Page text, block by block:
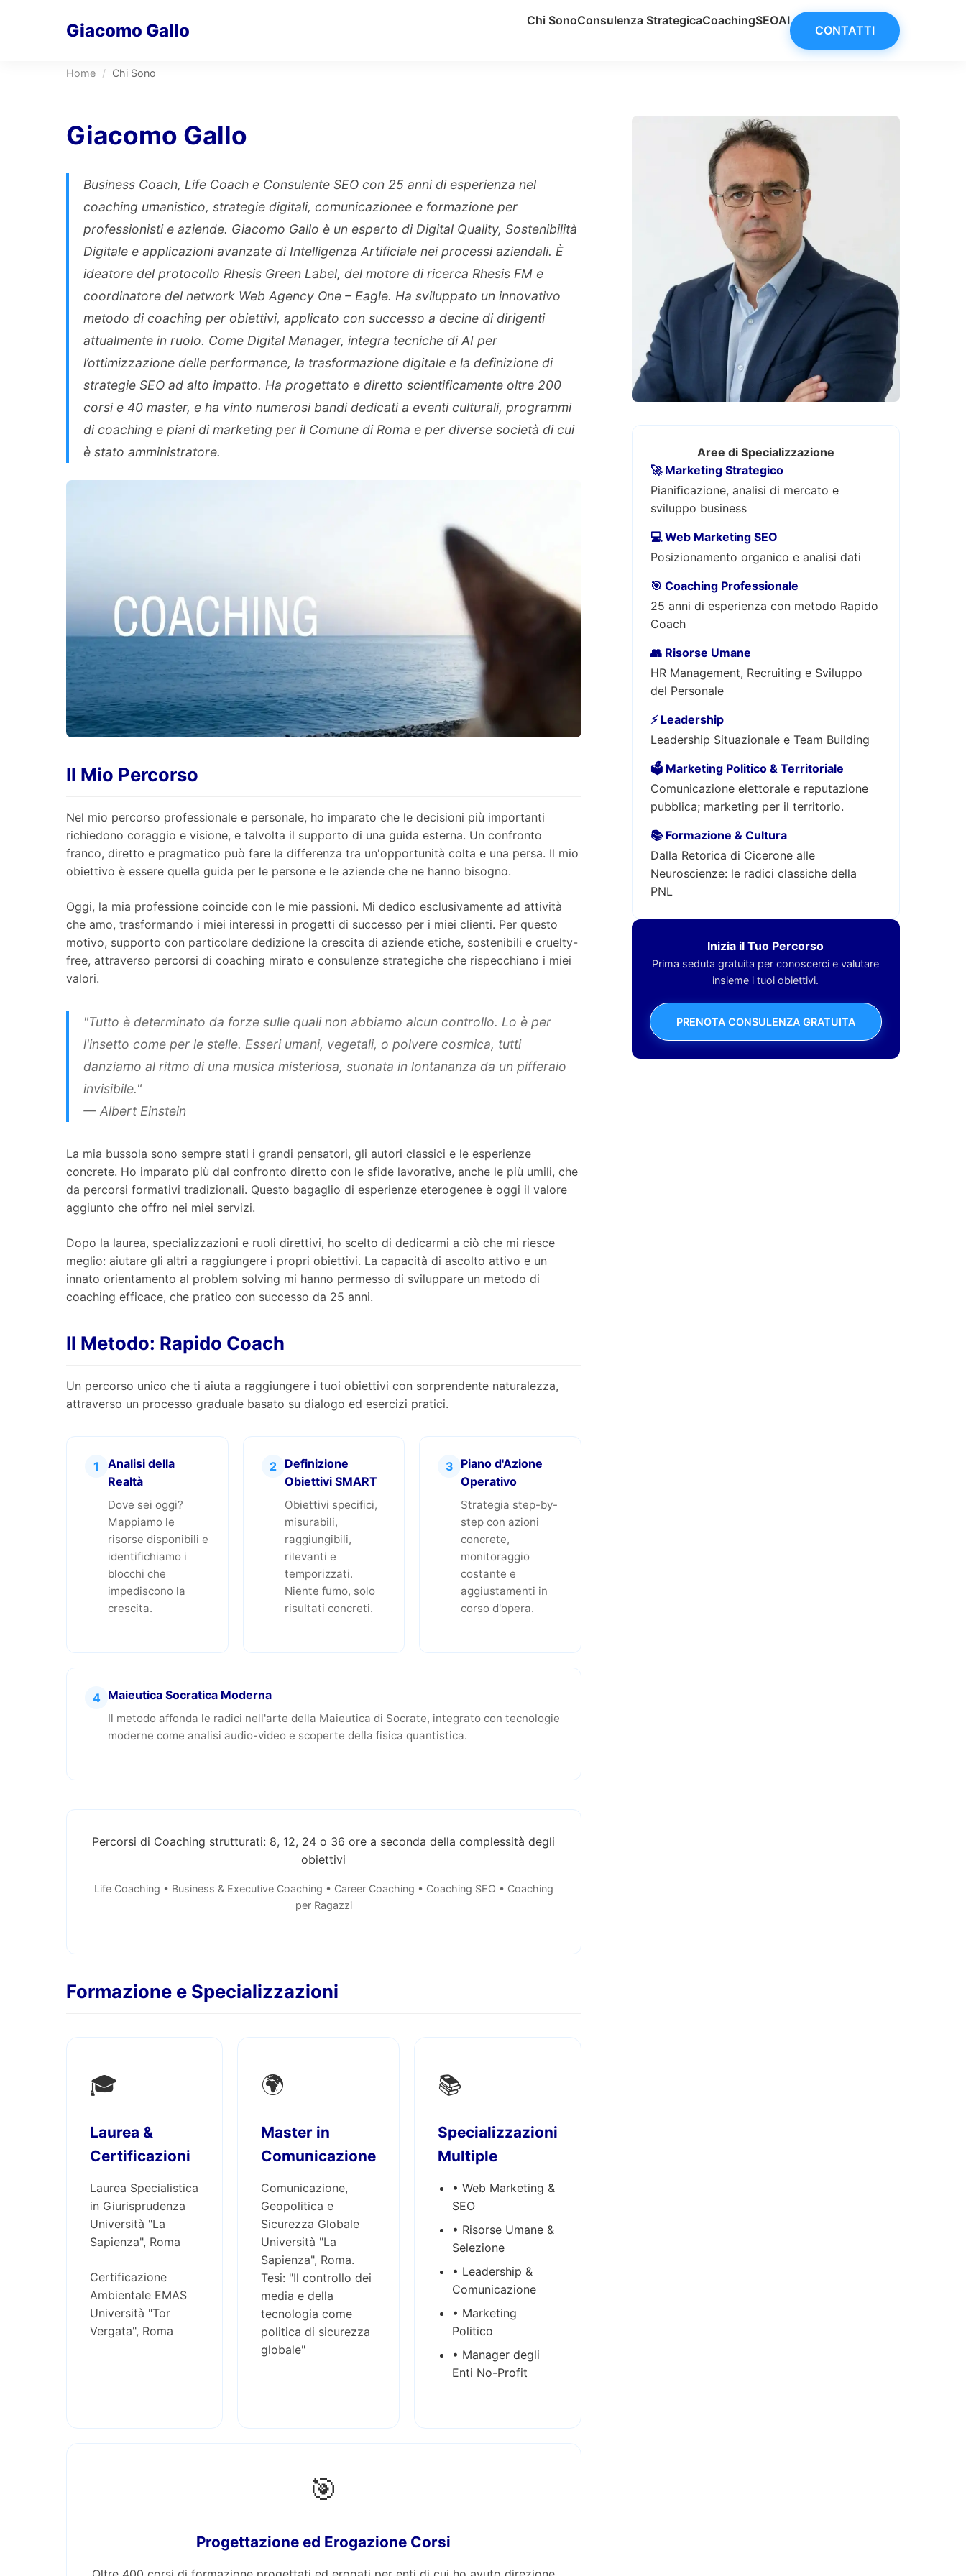
Giacomo Gallo Chi SonoConsulenza StrategicaCoachingSEOAI
CONTATTI
Home / Chi Sono
Giacomo Gallo
Business Coach, Life Coach e Consulente SEO con 25 anni di esperienza nel
coaching umanistico, strategie digitali, comunicazionee e formazione per
professionisti e aziende. Giacomo Gallo è un esperto di Digital Quality, Sostenibilità
Digitale e applicazioni avanzate di Intelligenza Artificiale nei processi aziendali. È
ideatore del protocollo Rhesis Green Label, del motore di ricerca Rhesis FM e
coordinatore del network Web Agency One – Eagle. Ha sviluppato un innovativo
metodo di coaching per obiettivi, applicato con successo a decine di dirigenti
attualmente in ruolo. Come Digital Manager, integra tecniche di AI per
l’ottimizzazione delle performance, la trasformazione digitale e la definizione di
strategie SEO ad alto impatto. Ha progettato e diretto scientificamente oltre 200
corsi e 40 master, e ha vinto numerosi bandi dedicati a eventi culturali, programmi
di coaching e piani di marketing per il Comune di Roma e per diverse società di cui
è stato amministratore.
Il Mio Percorso
Nel mio percorso professionale e personale, ho imparato che le decisioni più importanti
richiedono coraggio e visione, e talvolta il supporto di una guida esterna. Un confronto
franco, diretto e pragmatico può fare la differenza tra un'opportunità colta e una persa. Il mio
obiettivo è essere quella guida per le persone e le aziende che ne hanno bisogno.
Oggi, la mia professione coincide con le mie passioni. Mi dedico esclusivamente ad attività
che amo, trasformando i miei interessi in progetti di successo per i miei clienti. Per questo
motivo, supporto con particolare dedizione la crescita di aziende etiche, sostenibili e cruelty-
free, attraverso percorsi di coaching mirato e consulenze strategiche che rispecchiano i miei
valori.
"Tutto è determinato da forze sulle quali non abbiamo alcun controllo. Lo è per
l'insetto come per le stelle. Esseri umani, vegetali, o polvere cosmica, tutti
danziamo al ritmo di una musica misteriosa, suonata in lontananza da un pifferaio
invisibile."
— Albert Einstein
La mia bussola sono sempre stati i grandi pensatori, gli autori classici e le esperienze
concrete. Ho imparato più dal confronto diretto con le sfide lavorative, anche le più umili, che
da percorsi formativi tradizionali. Questo bagaglio di esperienze eterogenee è oggi il valore
aggiunto che offro nei miei servizi.
Dopo la laurea, specializzazioni e ruoli direttivi, ho scelto di dedicarmi a ciò che mi riesce
meglio: aiutare gli altri a raggiungere i propri obiettivi. La capacità di ascolto attivo e un
innato orientamento al problem solving mi hanno permesso di sviluppare un metodo di
coaching efficace, che pratico con successo da 25 anni.
Il Metodo: Rapido Coach
Un percorso unico che ti aiuta a raggiungere i tuoi obiettivi con sorprendente naturalezza,
attraverso un processo graduale basato su dialogo ed esercizi pratici.
1
Analisi della
Realtà
Dove sei oggi?
Mappiamo le
risorse disponibili e
identifichiamo i
blocchi che
impediscono la
crescita.
2
Definizione
Obiettivi SMART
Obiettivi specifici,
misurabili,
raggiungibili,
rilevanti e
temporizzati.
Niente fumo, solo
risultati concreti.
3 Piano d'Azione
Operativo
Strategia step-by-
step con azioni
concrete,
monitoraggio
costante e
aggiustamenti in
corso d'opera.
4 Maieutica Socratica Moderna
Il metodo affonda le radici nell'arte della Maieutica di Socrate, integrato con tecnologie
moderne come analisi audio-video e scoperte della fisica quantistica.
Percorsi di Coaching strutturati: 8, 12, 24 o 36 ore a seconda della complessità degli
obiettivi
Life Coaching • Business & Executive Coaching • Career Coaching • Coaching SEO • Coaching
per Ragazzi
Formazione e Specializzazioni
🎓
Laurea &
Certificazioni
Laurea Specialistica
in Giurisprudenza
Università "La
Sapienza", Roma
Certificazione
Ambientale EMAS
Università "Tor
Vergata", Roma
🌍
Master in
Comunicazione
Comunicazione,
Geopolitica e
Sicurezza Globale
Università "La
Sapienza", Roma.
Tesi: "Il controllo dei
media e della
tecnologia come
politica di sicurezza
globale"
📚
Specializzazioni
Multiple
• Web Marketing &
SEO
• Risorse Umane &
Selezione
• Leadership &
Comunicazione
• Marketing
Politico
• Manager degli
Enti No-Profit
🎯
Progettazione ed Erogazione Corsi
Aree di Specializzazione
🚀 Marketing Strategico
Pianificazione, analisi di mercato e
sviluppo business
💻 Web Marketing SEO
Posizionamento organico e analisi dati
🎯 Coaching Professionale
25 anni di esperienza con metodo Rapido
Coach
👥 Risorse Umane
HR Management, Recruiting e Sviluppo
del Personale
⚡ Leadership
Leadership Situazionale e Team Building
🗳️ Marketing Politico & Territoriale
Comunicazione elettorale e reputazione
pubblica; marketing per il territorio.
📚 Formazione & Cultura
Dalla Retorica di Cicerone alle
Neuroscienze: le radici classiche della
PNL
Inizia il Tuo Percorso
Prima seduta gratuita per conoscerci e valutare
insieme i tuoi obiettivi.
PRENOTA CONSULENZA GRATUITA